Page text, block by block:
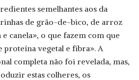
semelhantes aos da
de grão-de-bico, de arroz
canela», o que fazem com que
proteína vegetal e fibra». A
completa não foi revelada, mas,
estas colheres, os